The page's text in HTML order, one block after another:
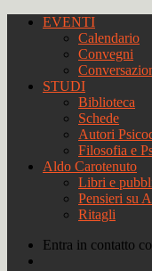
EVENTI
Calendario
Convegni
STUDI
Biblioteca
Schede
Autori
Filosofia e
Aldo Carotenuto
Libri e
Pensieri su
Ritagli
Entra in contatto